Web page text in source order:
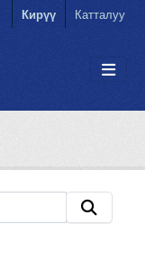
Кирүү Катталуу